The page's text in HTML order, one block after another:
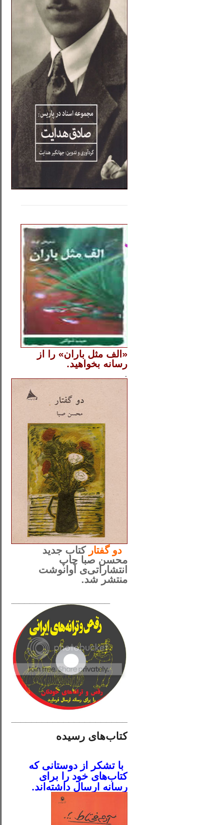
«الف مثل باران» را از
رسانه بخواهید.
.
دوگفتار کتاب جدید
محسن صبا چاپ
انتشاراتی‌ی آوانوشت
منتشر شد.
کتاب‌های رسیده
با تشکر از دوستانی که
کتاب‌های خود را برای
رسانه ارسال داشته‌اند.